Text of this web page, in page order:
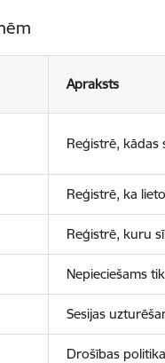
Apraksts
Reģistrē, kādas
Reģistrē, ka
Reģistrē, kuru
Nepieciešams
Sesijas
Drošības